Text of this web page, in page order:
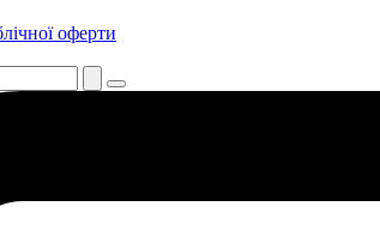
оферти